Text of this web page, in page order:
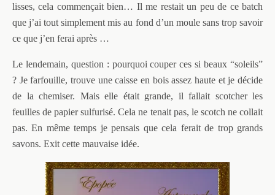
lisses, cela commençait bien… Il me restait un peu de ce batch
que j’ai tout simplement mis au fond d’un moule sans trop savoir
ce que j’en ferai après …
Le lendemain, question : pourquoi couper ces si beaux “soleils”
? Je farfouille, trouve une caisse en bois assez haute et je décide
de la chemiser. Mais elle était grande, il fallait scotcher les
feuilles de papier sulfurisé. Cela ne tenait pas, le scotch ne collait
pas. En même temps je pensais que cela ferait de trop grands
savons. Exit cette mauvaise idée.